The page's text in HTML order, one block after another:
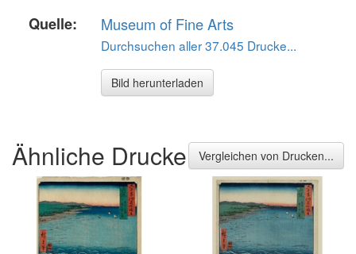
Quelle:
Museum of Fine Arts
Durchsuchen aller 37.045 Drucke...
Bild herunterladen
Ähnliche Drucke Vergleichen von Drucken...